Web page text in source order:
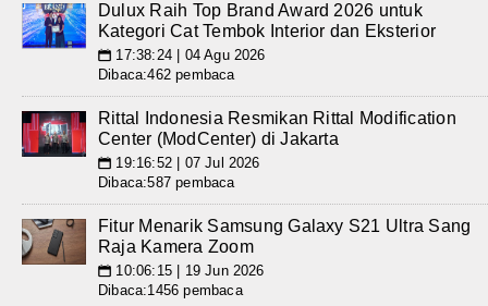
Dulux Raih Top Brand Award 2026 untuk
Kategori Cat Tembok Interior dan Eksterior
📅 17:38:24 | 04 Agu 2026
Dibaca:462 pembaca
Rittal Indonesia Resmikan Rittal Modification
Center (ModCenter) di Jakarta
📅 19:16:52 | 07 Jul 2026
Dibaca:587 pembaca
Fitur Menarik Samsung Galaxy S21 Ultra Sang
Raja Kamera Zoom
📅 10:06:15 | 19 Jun 2026
Dibaca:1456 pembaca